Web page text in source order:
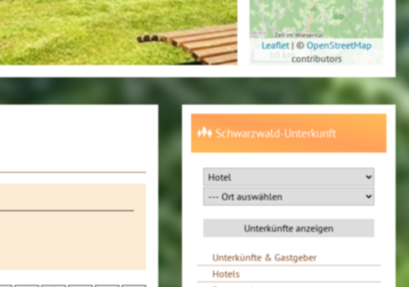
10 km
Leaflet |©OpenStreetMap
contributors
Schwarzwald-Unterkunft
Unterkünfte & Gastgeber
Hotels